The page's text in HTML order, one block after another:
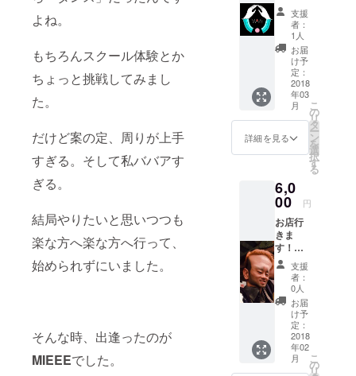
よね。
もちろんスクール体験とか
ちょっと挑戦してみまし
た。
だけど案の定、周りが上手
すぎる。そして私ババアす
ぎる。
結局やりたいと思いつつも
楽な方へ楽な方へ行って、
始められずにいました。
そんな時、出逢ったのが
MIEEEでした。
Yell
DVD支援
者：
1人
お届
け予
定：
2018
年03
月
詳細を見る
こ
の
リ
タ
ー
ン
を
選
択
す
る
6,0
00 円
お店行
きま
す！＆
広告掲
載 支援
者：
0人
お届
け予
定：
2018
年02
月
こ
の
リ